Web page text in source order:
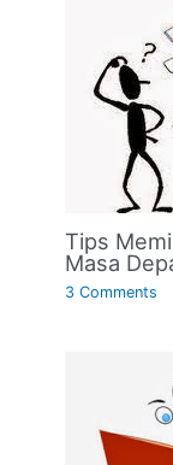
Tips
Masa
3 Comments